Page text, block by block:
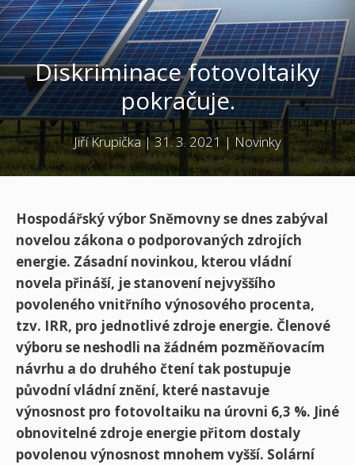
Diskriminace fotovoltaiky
pokračuje.
Jiří Krupička|31. 3. 2021| Novinky
Hospodářský výbor Sněmovny se dnes zabýval
novelou zákona o podporovaných zdrojích
energie. Zásadní novinkou, kterou vládní
novela přináší, je stanovení nejvyššího
povoleného vnitřního výnosového procenta,
tzv. IRR, pro jednotlivé zdroje energie. Členové
výboru se neshodli na žádném pozměňovacím
návrhu a do druhého čtení tak postupuje
původní vládní znění, které nastavuje
výnosnost pro fotovoltaiku na úrovni 6,3 %. Jiné
obnovitelné zdroje energie přitom dostaly
povolenou výnosnost mnohem vyšší. Solární